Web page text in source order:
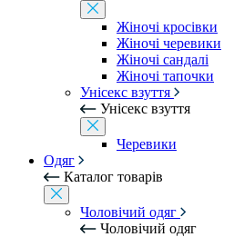
Жіночі кросівки
Жіночі черевики
Жіночі сандалі
Жіночі тапочки
Унісекс взуття
Унісекс взуття
Черевики
Одяг
Каталог товарів
Чоловічий одяг
Чоловічий одяг